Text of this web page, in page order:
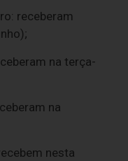
receberam
na terça-
na
nesta